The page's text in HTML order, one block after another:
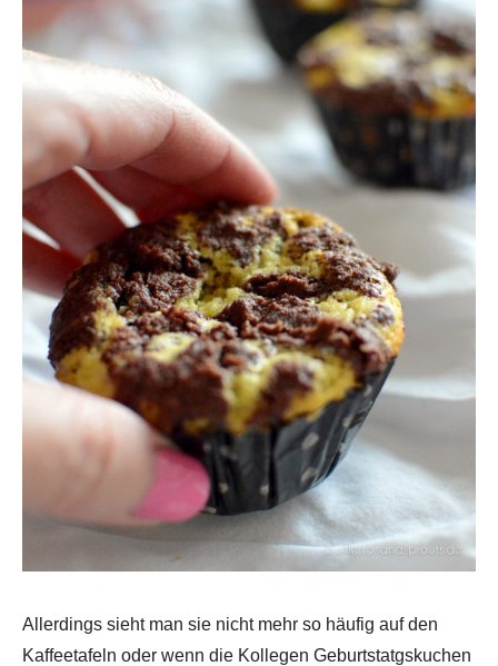
Allerdings sieht man sie nicht mehr so häufig auf den
Kaffeetafeln oder wenn die Kollegen Geburtstatgskuchen